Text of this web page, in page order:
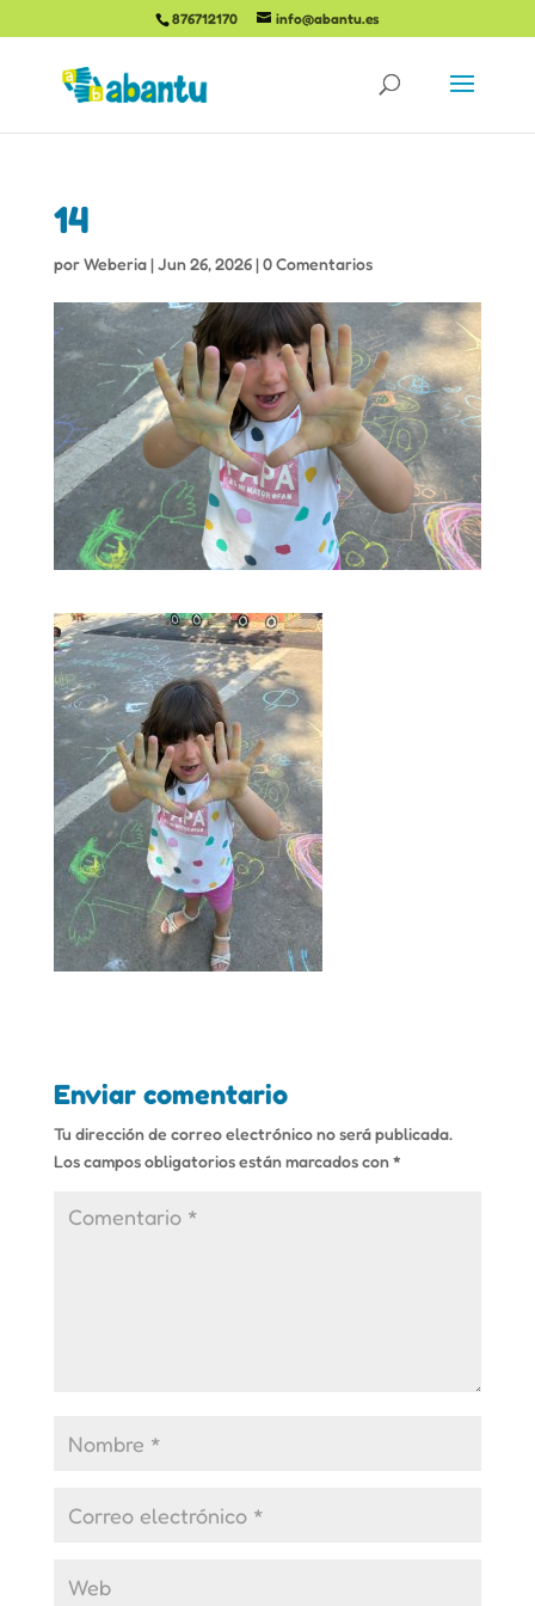
876712170 info@abantu.es
14
porWeberia|Jun 26, 2026|0 Comentarios
Enviar comentario
Tu dirección de correo electrónico no será publicada.
Los campos obligatorios están marcados con*